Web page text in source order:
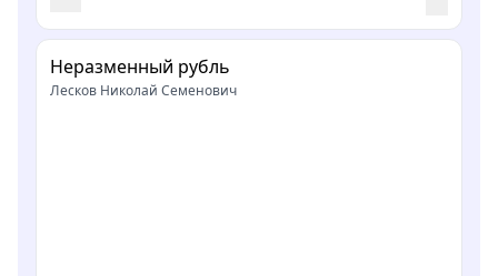
Неразменный рубль
Лесков Николай Семенович